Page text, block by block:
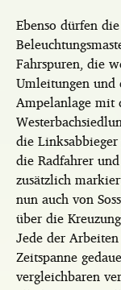
Ebenso dürfen
Fahrspuren, die
Umleitungen und
Ampelanlage mit
die
die Radfahrer
zusätzlich
nun auch von
über die
Jede der
Zeitspanne
vergleichbaren